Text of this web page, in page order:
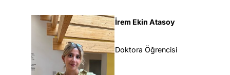
İrem Ekin Atasoy
Doktora Öğrencisi